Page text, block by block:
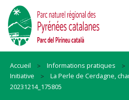
Accueil Informations pratiques
Initiative
La Perle de Cerdagne,
20231214_175805